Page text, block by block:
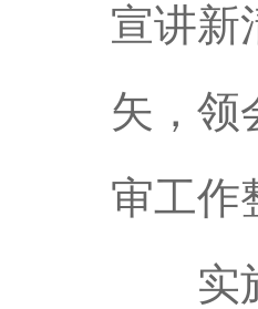
宣讲新
矢，领
审工作
实施